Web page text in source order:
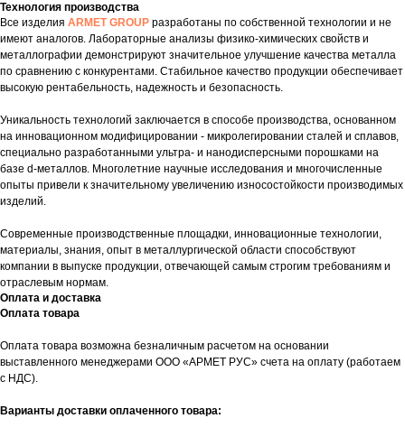
Технология производства
Все изделия ARMET GROUP разработаны по собственной технологии и не
имеют аналогов. Лабораторные анализы физико-химических свойств и
металлографии демонстрируют значительное улучшение качества металла
по сравнению с конкурентами. Стабильное качество продукции обеспечивает
высокую рентабельность, надежность и безопасность.
Уникальность технологий заключается в способе производства, основанном
на инновационном модифицировании - микролегировании сталей и сплавов,
специально разработанными ультра- и нанодисперсными порошками на
базе d-металлов. Многолетние научные исследования и многочисленные
опыты привели к значительному увеличению износостойкости производимых
изделий.
Современные производственные площадки, инновационные технологии,
материалы, знания, опыт в металлургической области способствуют
компании в выпуске продукции, отвечающей самым строгим требованиям и
отраслевым нормам.
Оплата и доставка
Оплата товара
Оплата товара возможна безналичным расчетом на основании
выставленного менеджерами ООО «АРМЕТ РУС» счета на оплату (работаем
с НДС).
Варианты доставки оплаченного товара: